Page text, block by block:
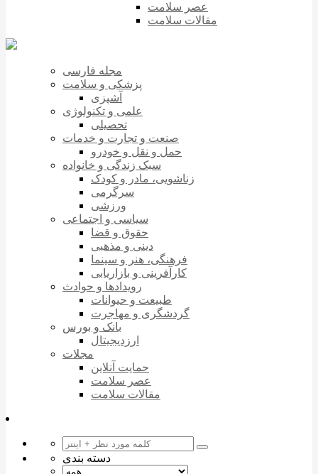
عصر سلامت
مقالات سلامت
مجله فارسی
پزشکی و سلامت
آشپزی
علمی و تکنولوژی
تحصیلی
صنعت و تجارت و خدمات
حمل و نقل و خودرو
سبک زندگی و خانواده
زناشویی، مادر و کودک
سرگرمی
ورزشی
سیاسی و اجتماعی
حقوق و قضا
دینی و مذهبی
فرهنگی، هنر و سینما
کارآفرینی و بازاریابی
رویدادها و حوادث
طبیعت و حیوانات
گردشگری و مهاجرت
بانک و بورس
ارزدیجیتال
مجلات
حمایت آنلاین
عصر سلامت
مقالات سلامت
دسته بندی